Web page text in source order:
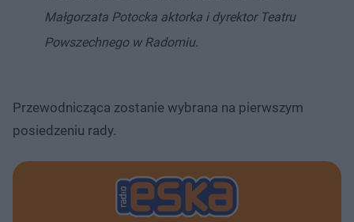
Małgorzata Potocka aktorka i dyrektor Teatru
Powszechnego w Radomiu.
Przewodnicząca zostanie wybrana na pierwszym
posiedzeniu rady.